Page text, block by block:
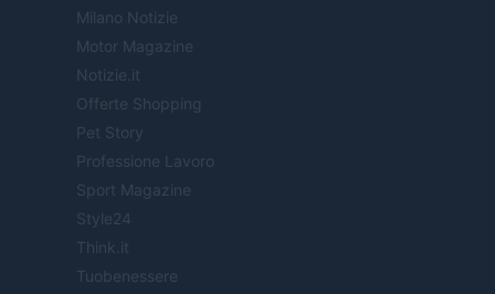
Milano Notizie
Motor Magazine
Notizie.it
Offerte Shopping
Pet Story
Professione Lavoro
Sport Magazine
Style24
Think.it
Tuobenessere